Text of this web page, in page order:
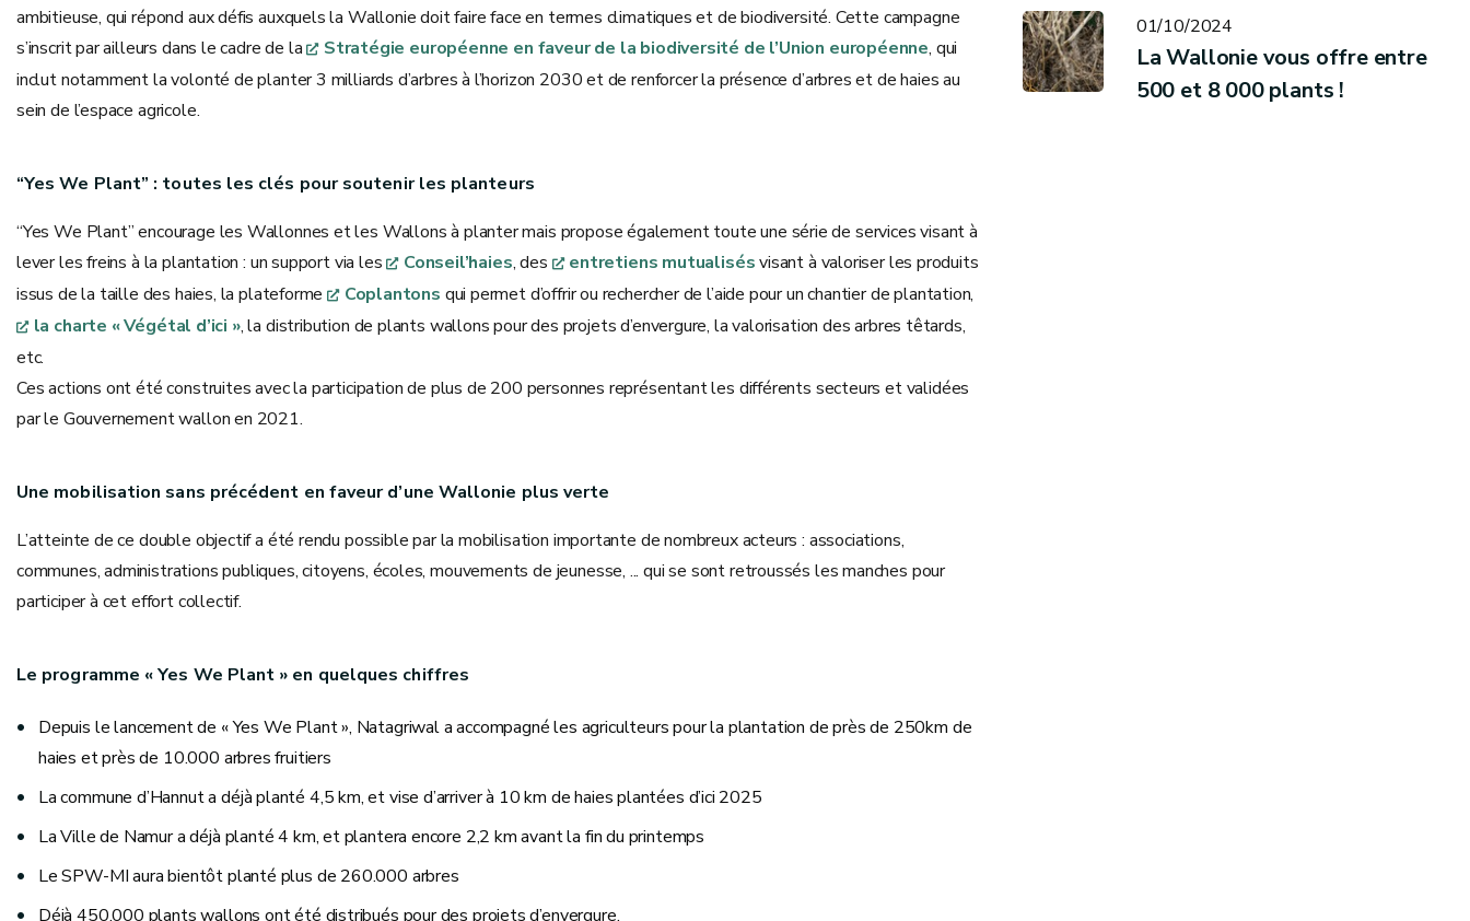
ambitieuse, qui répond aux défis auxquels la Wallonie doit faire face en termes climatiques et de biodiversité. Cette campagne
s’inscrit par ailleurs dans le cadre de la
Stratégie européenne en faveur de la biodiversité de l’Union européenne, qui
inclut notamment la volonté de planter 3 milliards d’arbres à l’horizon 2030 et de renforcer la présence d’arbres et de haies au
sein de l’espace agricole.
“Yes We Plant” : toutes les clés pour soutenir les planteurs
“Yes We Plant” encourage les Wallonnes et les Wallons à planter mais propose également toute une série de services visant à
lever les freins à la plantation : un support via les
Conseil’haies, des entretiens mutualisésvisant à valoriser les produits
issus de la taille des haies, la plateforme
Coplantons qui permet d’offrir ou rechercher de l’aide pour un chantier de plantation,
la charte « Végétal d’ici », la distribution de plants wallons pour des projets d’envergure, la valorisation des arbres têtards,
etc.
Ces actions ont été construites avec la participation de plus de 200 personnes représentant les différents secteurs et validées
par le Gouvernement wallon en 2021.
Une mobilisation sans précédent en faveur d’une Wallonie plus verte
L’atteinte de ce double objectif a été rendu possible par la mobilisation importante de nombreux acteurs : associations,
communes, administrations publiques, citoyens, écoles, mouvements de jeunesse, ... qui se sont retroussés les manches pour
participer à cet effort collectif.
Le programme « Yes We Plant » en quelques chiffres
Depuis le lancement de « Yes We Plant », Natagriwal a accompagné les agriculteurs pour la plantation de près de 250km de
haies et près de 10.000 arbres fruitiers
La commune d’Hannut a déjà planté 4,5 km, et vise d’arriver à 10 km de haies plantées d’ici 2025
La Ville de Namur a déjà planté 4 km, et plantera encore 2,2 km avant la fin du printemps
Le SPW-MI aura bientôt planté plus de 260.000 arbres
Déjà 450.000 plants wallons ont été distribués pour des projets d’envergure.
01/10/2024
La Wallonie vous offre entre
500 et 8 000 plants !